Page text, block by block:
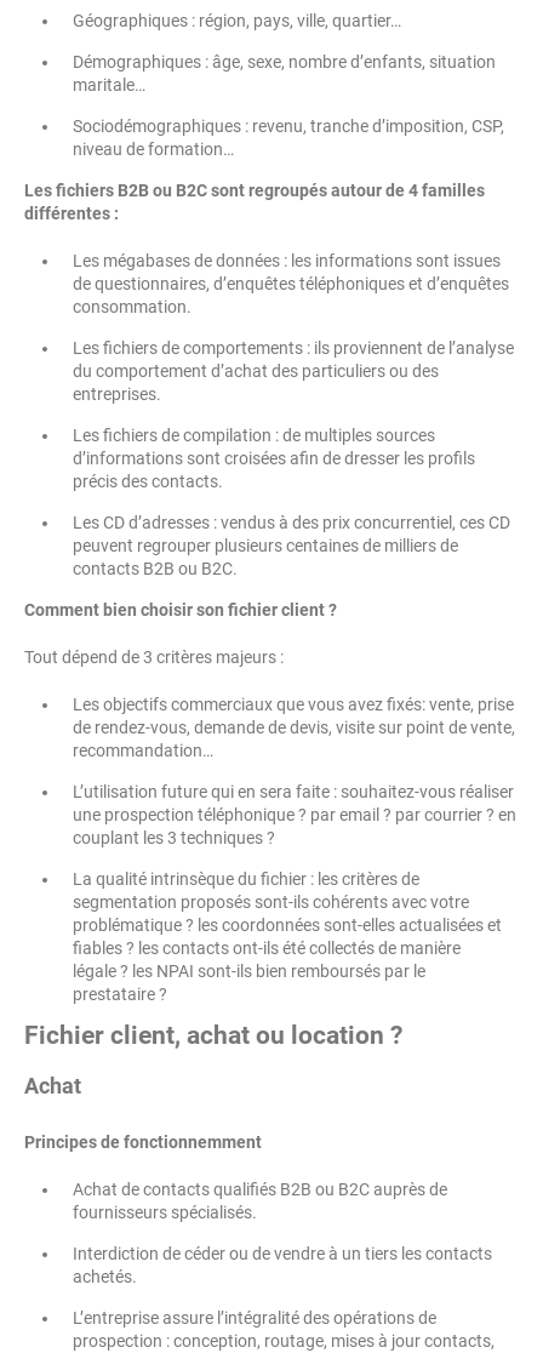
Géographiques : région, pays, ville, quartier…
Démographiques : âge, sexe, nombre d’enfants, situation
maritale…
Sociodémographiques : revenu, tranche d’imposition, CSP,
niveau de formation…
Les fichiers B2B ou B2C sont regroupés autour de 4 familles
différentes :
Les mégabases de données : les informations sont issues
de questionnaires, d’enquêtes téléphoniques et d’enquêtes
consommation.
Les fichiers de comportements : ils proviennent de l’analyse
du comportement d’achat des particuliers ou des
entreprises.
Les fichiers de compilation : de multiples sources
d’informations sont croisées afin de dresser les profils
précis des contacts.
Les CD d’adresses : vendus à des prix concurrentiel, ces CD
peuvent regrouper plusieurs centaines de milliers de
contacts B2B ou B2C.
Comment bien choisir son fichier client?
Tout dépend de 3 critères majeurs :
Les objectifs commerciaux que vous avez fixés: vente, prise
de rendez-vous, demande de devis, visite sur point de vente,
recommandation…
L’utilisation future qui en sera faite : souhaitez-vous réaliser
une prospection téléphonique ? par email ? par courrier ? en
couplant les 3 techniques ?
La qualité intrinsèque du fichier : les critères de
segmentation proposés sont-ils cohérents avec votre
problématique ? les coordonnées sont-elles actualisées et
fiables ? les contacts ont-ils été collectés de manière
légale ? les NPAI sont-ils bien remboursés par le
prestataire ?
Fichier client, achat ou location ?
Achat
Principes de fonctionnemment
Achat de contacts qualifiés B2B ou B2C auprès de
fournisseurs spécialisés.
Interdiction de céder ou de vendre à un tiers les contacts
achetés.
L’entreprise assure l’intégralité des opérations de
prospection : conception, routage, mises à jour contacts,